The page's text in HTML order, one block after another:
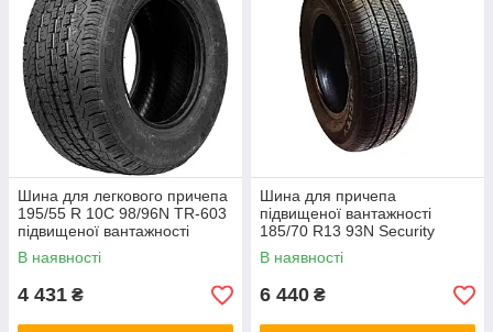
Шина для легкового причепа
195/55 R 10C 98/96N TR-603
підвищеної вантажності
Security Tyres 11002748
В наявності
4 431 ₴
Шина для причепа
підвищеної вантажності
185/70 R13 93N Security
Tyres 11004399
В наявності
6 440 ₴